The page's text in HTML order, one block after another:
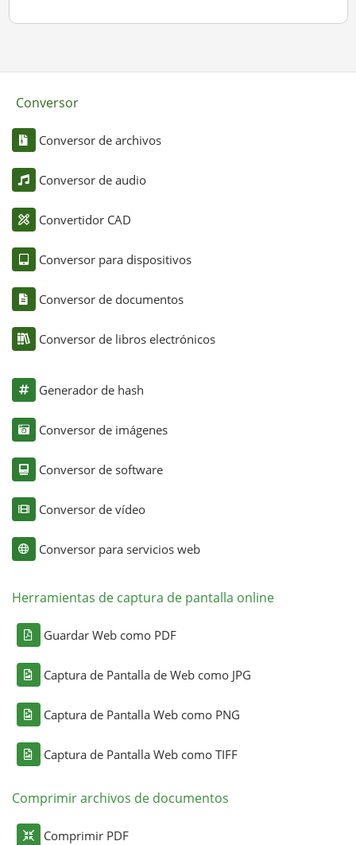
Conversor
Conversor de archivos
Conversor de audio
Convertidor CAD
Conversor para dispositivos
Conversor de documentos
Conversor de libros electrónicos
Generador de hash
Conversor de imágenes
Conversor de software
Conversor de vídeo
Conversor para servicios web
Herramientas de captura de pantalla online
Guardar Web como PDF
Captura de Pantalla de Web como JPG
Captura de Pantalla Web como PNG
Captura de Pantalla Web como TIFF
Comprimir archivos de documentos
Comprimir PDF